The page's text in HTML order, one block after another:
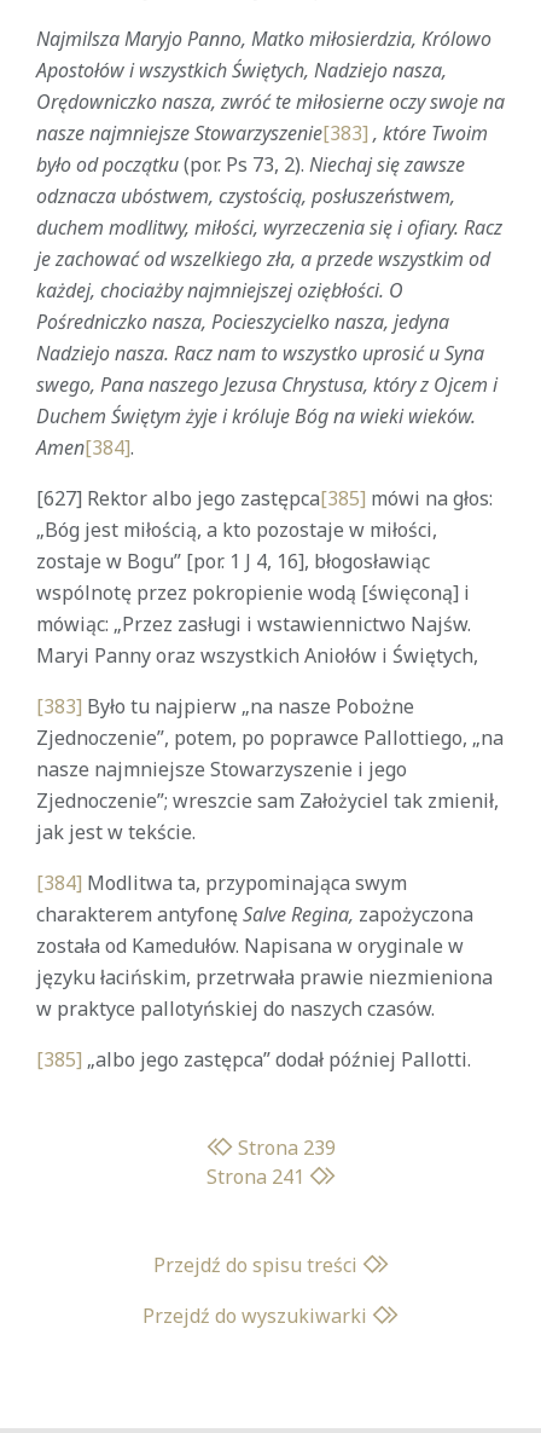
Najmilsza Maryjo Panno, Matko miłosierdzia, Królowo
Apostołów i wszystkich Świętych, Nadziejo nasza,
Orędowniczko nasza, zwróć te miłosierne oczy swoje na
nasze najmniejsze Stowarzyszenie[383] , które Twoim
było od początku(por. Ps 73, 2). Niechaj się zawsze
odznacza ubóstwem, czystością, posłuszeństwem,
duchem modlitwy, miłości, wyrzeczenia się i ofiary. Racz
je zachować od wszelkiego zła, a przede wszystkim od
każdej, chociażby najmniejszej oziębłości. O
Pośredniczko nasza, Pocieszycielko nasza, jedyna
Nadziejo nasza. Racz nam to wszystko uprosić u Syna
swego, Pana naszego Jezusa Chrystusa, który z Ojcem i
Duchem Świętym żyje i króluje Bóg na wieki wieków.
Amen[384].
[627] Rektor albo jego zastępca[385] mówi na głos:
„Bóg jest miłością, a kto pozostaje w miłości,
zostaje w Bogu” [por. 1 J 4, 16], błogosławiąc
wspólnotę przez pokropienie wodą [święconą] i
mówiąc: „Przez zasługi i wstawiennictwo Najśw.
Maryi Panny oraz wszystkich Aniołów i Świętych,
[383] Było tu najpierw „na nasze Pobożne
Zjednoczenie”, potem, po poprawce Pallottiego, „na
nasze najmniejsze Stowarzyszenie i jego
Zjednoczenie”; wreszcie sam Założyciel tak zmienił,
jak jest w tekście.
[384] Modlitwa ta, przypominająca swym
charakterem antyfonęSalve Regina, zapożyczona
została od Kamedułów. Napisana w oryginale w
języku łacińskim, przetrwała prawie niezmieniona
w praktyce pallotyńskiej do naszych czasów.
[385] „albo jego zastępca” dodał później Pallotti.
Strona 239
Strona 241
Przejdź do spisu treści
Przejdź do wyszukiwarki